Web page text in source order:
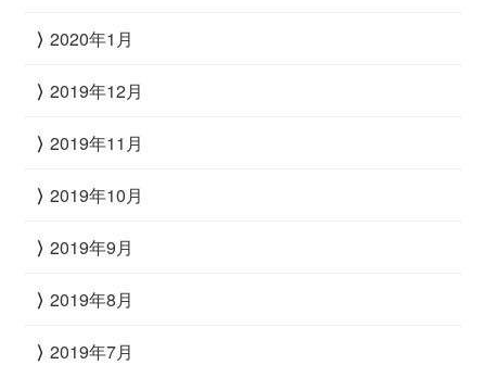
2020年1月
2019年12月
2019年11月
2019年10月
2019年9月
2019年8月
2019年7月